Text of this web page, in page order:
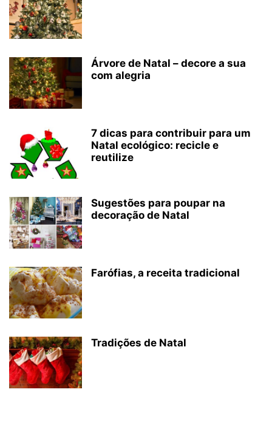
Árvore de Natal – decore a sua
com alegria
7 dicas para contribuir para um
Natal ecológico: recicle e
reutilize
Sugestões para poupar na
decoração de Natal
Farófias, a receita tradicional
Tradições de Natal